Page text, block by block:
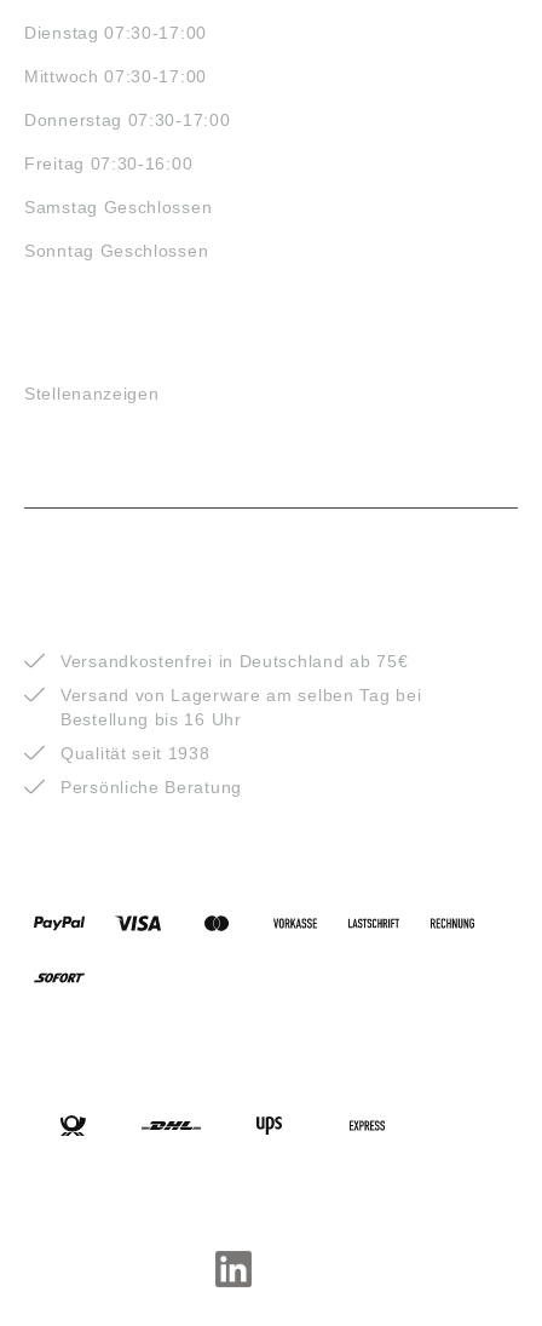
Dienstag 07:30-17:00
Mittwoch 07:30-17:00
Donnerstag 07:30-17:00
Freitag 07:30-16:00
Samstag Geschlossen
Sonntag Geschlossen
Stellenanzeigen
Versandkostenfrei in Deutschland ab 75€
Versand von Lagerware am selben Tag bei
Bestellung bis 16 Uhr
Qualität seit 1938
Persönliche Beratung